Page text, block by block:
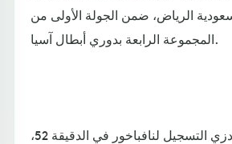
الرياض، ضمن الجولة الأولى من
المجموعة الرابعة بدوري أبطال آسيا.
افتتح توما تاباتادزي التسجيل لنافباخور في الدقيقة 52،